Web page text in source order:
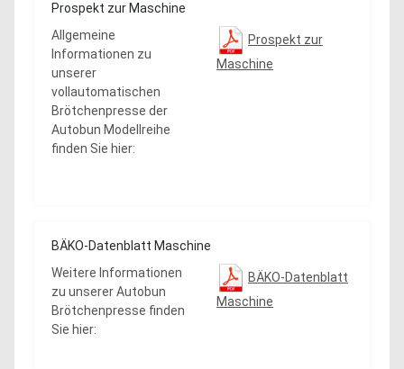
Prospekt zur Maschine
Allgemeine
Informationen zu
unserer
vollautomatischen
Brötchenpresse der
Autobun Modellreihe
finden Sie hier:
Prospekt zur
Maschine
BÄKO-Datenblatt Maschine
Weitere Informationen
zu unserer Autobun
Brötchenpresse finden
Sie hier:
BÄKO-Datenblatt
Maschine